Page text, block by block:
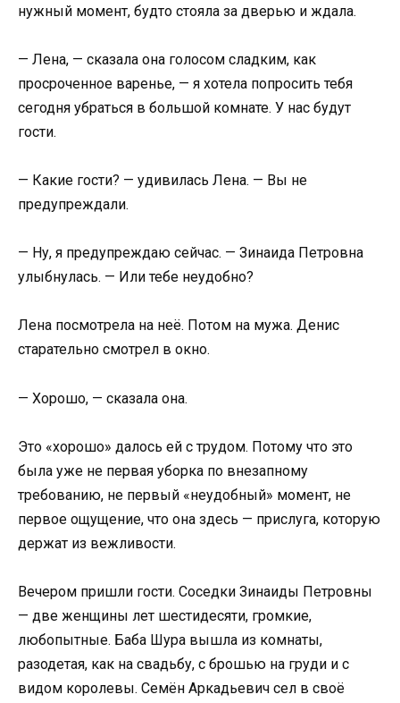
нужный момент, будто стояла за дверью и ждала.
— Лена, — сказала она голосом сладким, как
просроченное варенье, — я хотела попросить тебя
сегодня убраться в большой комнате. У нас будут
гости.
— Какие гости? — удивилась Лена. — Вы не
предупреждали.
— Ну, я предупреждаю сейчас. — Зинаида Петровна
улыбнулась. — Или тебе неудобно?
Лена посмотрела на неё. Потом на мужа. Денис
старательно смотрел в окно.
— Хорошо, — сказала она.
Это «хорошо» далось ей с трудом. Потому что это
была уже не первая уборка по внезапному
требованию, не первый «неудобный» момент, не
первое ощущение, что она здесь — прислуга, которую
держат из вежливости.
Вечером пришли гости. Соседки Зинаиды Петровны
— две женщины лет шестидесяти, громкие,
любопытные. Баба Шура вышла из комнаты,
разодетая, как на свадьбу, с брошью на груди и с
видом королевы. Семён Аркадьевич сел в своё